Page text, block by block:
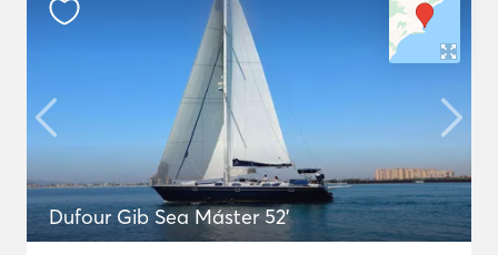
Dufour Gib Sea Máster 52’